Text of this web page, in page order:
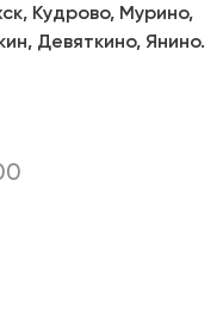
Кудрово, Мурино,
Девяткино, Янино.